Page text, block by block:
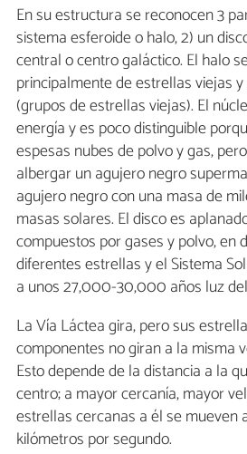
En su estructura se reconocen 3
sistema esferoide o halo, 2) un
central o centro galáctico. El halo
principalmente de estrellas viejas
(grupos de estrellas viejas). El
energía y es poco distinguible
espesas nubes de polvo y gas,
albergar un agujero negro
agujero negro con una masa de
masas solares. El disco es
compuestos por gases y polvo, en
diferentes estrellas y el Sistema
a unos 27,000-30,000 años luz
La Vía Láctea gira, pero sus
componentes no giran a la misma
Esto depende de la distancia a la
centro; a mayor cercanía, mayor
estrellas cercanas a él se mueven
kilómetros por segundo.